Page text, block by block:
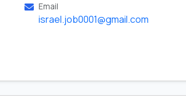
Email
israel.job0001@gmail.com